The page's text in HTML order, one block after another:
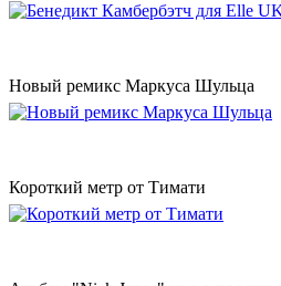
Новый ремикс Маркуса Шульца
Короткий метр от Тимати